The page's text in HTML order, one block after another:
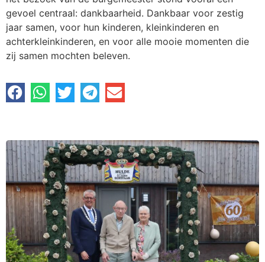
gevoel centraal: dankbaarheid. Dankbaar voor zestig
jaar samen, voor hun kinderen, kleinkinderen en
achterkleinkinderen, en voor alle mooie momenten die
zij samen mochten beleven.